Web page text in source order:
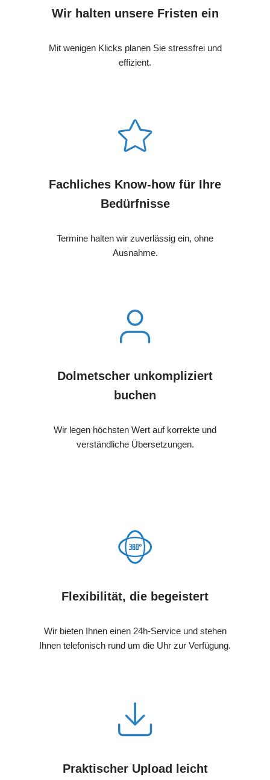
Wir halten unsere Fristen ein
Mit wenigen Klicks planen Sie stressfrei und
effizient.
Fachliches Know-how für Ihre
Bedürfnisse
Termine halten wir zuverlässig ein, ohne
Ausnahme.
Dolmetscher unkompliziert
buchen
Wir legen höchsten Wert auf korrekte und
verständliche Übersetzungen.
Flexibilität, die begeistert
Wir bieten Ihnen einen 24h-Service und stehen
Ihnen telefonisch rund um die Uhr zur Verfügung.
Praktischer Upload leicht